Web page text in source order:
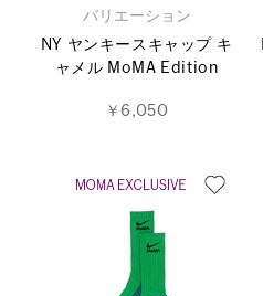
バリエーション
NY ヤンキースキャップ キ
ャメル MoMA Edition
￥6,050